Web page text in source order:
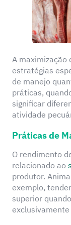
A maximização
estratégias
de manejo
práticas,
significar
atividade
Práticas de
O rendimento
relacionado ao
produtor.
exemplo,
superior
exclusivamente